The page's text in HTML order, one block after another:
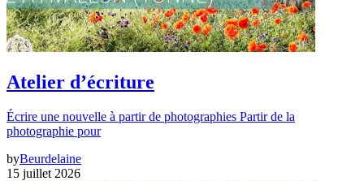
Atelier d’écriture
Écrire une nouvelle à partir de photographies Partir de la
photographie pour
byBeurdelaine
15 juillet 2026